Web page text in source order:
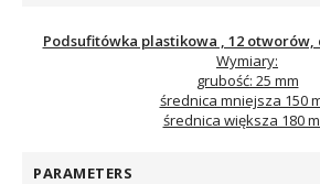
Podsufitówka plastikowa , 12
Wymiary:
grubość: 25 mm
średnica mniejsza 150
średnica większa 180
PARAMETERS